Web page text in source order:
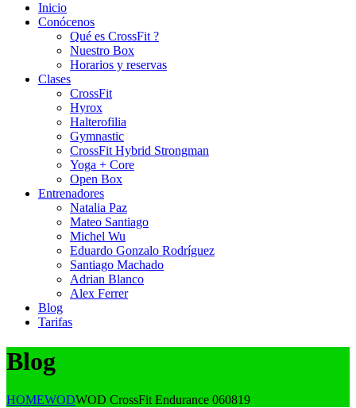
Inicio
Conócenos
Qué es CrossFit ?
Nuestro Box
Horarios y reservas
Clases
CrossFit
Hyrox
Halterofilia
Gymnastic
CrossFit Hybrid Strongman
Yoga + Core
Open Box
Entrenadores
Natalia Paz
Mateo Santiago
Michel Wu
Eduardo Gonzalo Rodríguez
Santiago Machado
Adrian Blanco
Alex Ferrer
Blog
Tarifas
Blog
HOMEWODWOD CrossFit Endurance 060819